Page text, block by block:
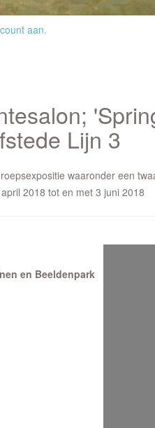
aan.
Lijn 3
waaronder een
2018 tot en met 3 juni 2018
en Beeldenpark